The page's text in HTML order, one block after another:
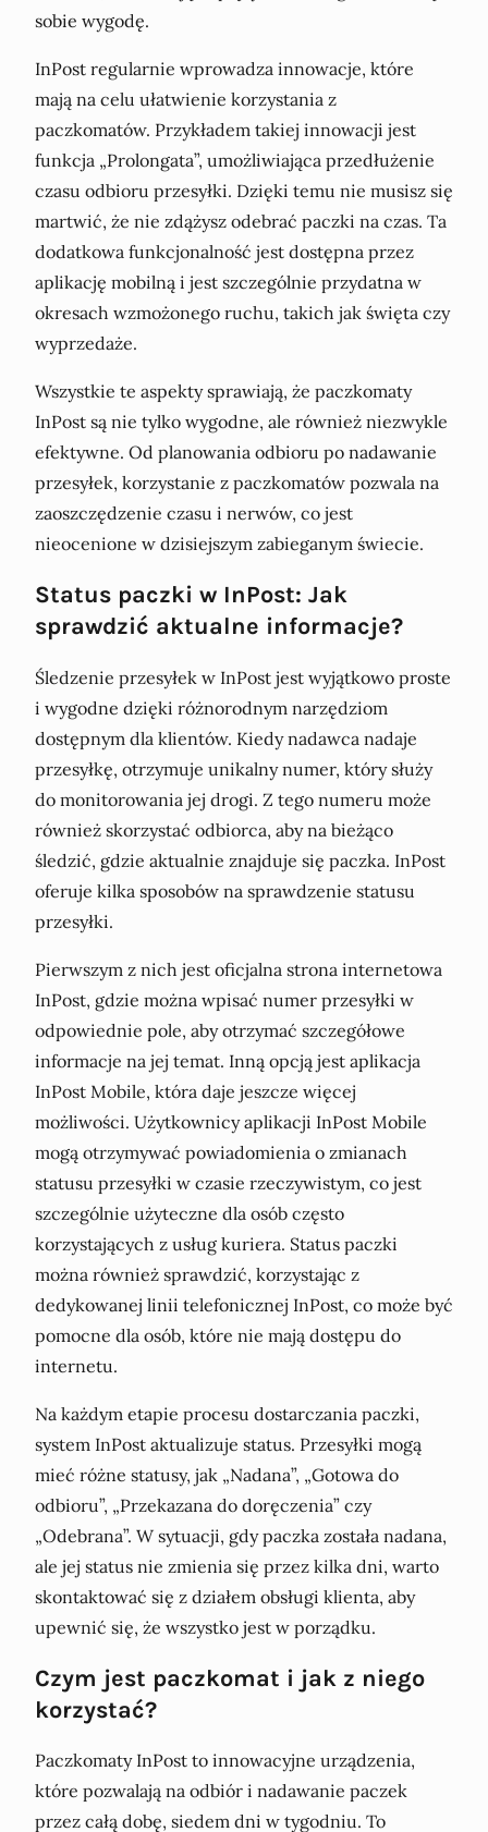
sobie wygodę.
InPost regularnie wprowadza innowacje, które
mają na celu ułatwienie korzystania z
paczkomatów. Przykładem takiej innowacji jest
funkcja „Prolongata”, umożliwiająca przedłużenie
czasu odbioru przesyłki. Dzięki temu nie musisz się
martwić, że nie zdążysz odebrać paczki na czas. Ta
dodatkowa funkcjonalność jest dostępna przez
aplikację mobilną i jest szczególnie przydatna w
okresach wzmożonego ruchu, takich jak święta czy
wyprzedaże.
Wszystkie te aspekty sprawiają, że paczkomaty
InPost są nie tylko wygodne, ale również niezwykle
efektywne. Od planowania odbioru po nadawanie
przesyłek, korzystanie z paczkomatów pozwala na
zaoszczędzenie czasu i nerwów, co jest
nieocenione w dzisiejszym zabieganym świecie.
Status paczki w InPost: Jak
sprawdzić aktualne informacje?
Śledzenie przesyłek w InPost jest wyjątkowo proste
i wygodne dzięki różnorodnym narzędziom
dostępnym dla klientów. Kiedy nadawca nadaje
przesyłkę, otrzymuje unikalny numer, który służy
do monitorowania jej drogi. Z tego numeru może
również skorzystać odbiorca, aby na bieżąco
śledzić, gdzie aktualnie znajduje się paczka. InPost
oferuje kilka sposobów na sprawdzenie statusu
przesyłki.
Pierwszym z nich jest oficjalna strona internetowa
InPost, gdzie można wpisać numer przesyłki w
odpowiednie pole, aby otrzymać szczegółowe
informacje na jej temat. Inną opcją jest aplikacja
InPost Mobile, która daje jeszcze więcej
możliwości. Użytkownicy aplikacji InPost Mobile
mogą otrzymywać powiadomienia o zmianach
statusu przesyłki w czasie rzeczywistym, co jest
szczególnie użyteczne dla osób często
korzystających z usług kuriera. Status paczki
można również sprawdzić, korzystając z
dedykowanej linii telefonicznej InPost, co może być
pomocne dla osób, które nie mają dostępu do
internetu.
Na każdym etapie procesu dostarczania paczki,
system InPost aktualizuje status. Przesyłki mogą
mieć różne statusy, jak „Nadana”, „Gotowa do
odbioru”, „Przekazana do doręczenia” czy
„Odebrana”. W sytuacji, gdy paczka została nadana,
ale jej status nie zmienia się przez kilka dni, warto
skontaktować się z działem obsługi klienta, aby
upewnić się, że wszystko jest w porządku.
Czym jest paczkomat i jak z niego
korzystać?
Paczkomaty InPost to innowacyjne urządzenia,
które pozwalają na odbiór i nadawanie paczek
przez całą dobę, siedem dni w tygodniu. To